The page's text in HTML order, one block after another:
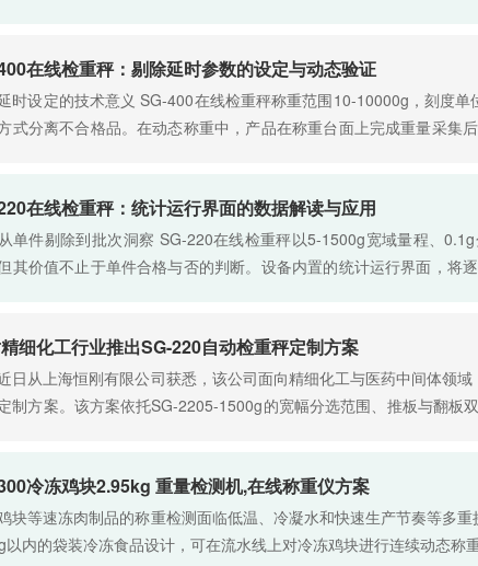
在线检重秤：剔除延时参数的设定与动态验证
时设定的技术意义 SG-400在线检重秤称重范围10-10000g，刻度
式分离不合格品。在动态称重中，产品在称重台面上完成重量采集
在线检重秤：统计运行界面的数据解读与应用
单件剔除到批次洞察 SG-220在线检重秤以5-1500g宽域量程、
其价值不止于单件合格与否的判断。设备内置的统计运行界面，将
细化工行业推出SG-220自动检重秤定制方案
日从上海恒刚有限公司获悉，该公司面向精细化工与医药中间体领
制方案。该方案依托SG-2205-1500g的宽幅分选范围、推板与翻板
冷冻鸡块2.95kg 重量检测机,在线称重仪方案
块等速冻肉制品的称重检测面临低温、冷凝水和快速生产节奏等多
以内的袋装冷冻食品设计，可在流水线上对冷冻鸡块进行连续动态称